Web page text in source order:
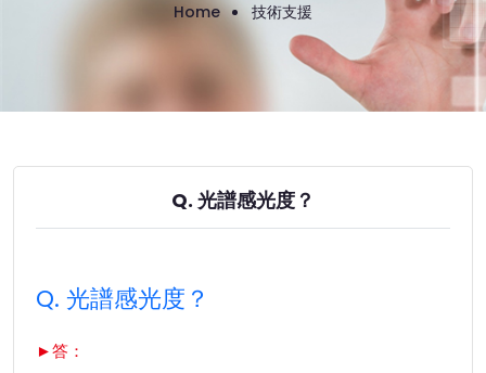
Home 技術支援
Q. 光譜感光度？
Q. 光譜感光度？
►答：